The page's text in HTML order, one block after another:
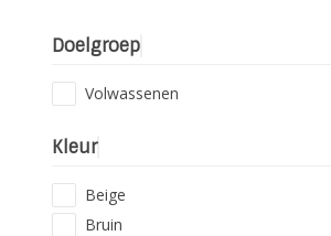
Doelgroep
Volwassenen
Kleur
Beige
Bruin